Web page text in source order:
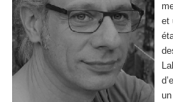
et